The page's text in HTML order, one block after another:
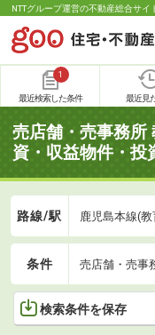
NTTグループ運営の不動産総合サイ
1
最近検索した条件 最近見
売店舗・売事務所
資・収益物件・投
路線/駅 鹿児島本線(
条件 売店舗・売事
検索条件を保存